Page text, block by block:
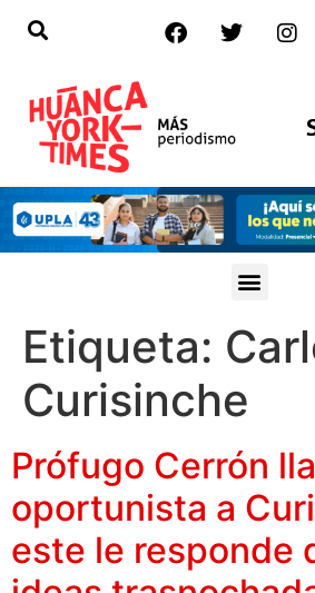
Etiqueta:
Curisinche
Prófugo Cerrón
oportunista a
este le responde